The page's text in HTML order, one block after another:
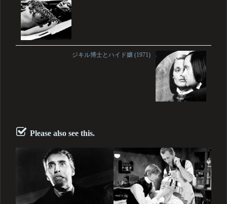
ジキル博士とハイド嬢 (1971)
Please also see this.